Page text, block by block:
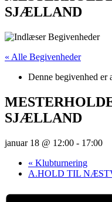
SJÆLLAND
« Alle Begivenheder
Denne begivenhed er
SJÆLLAND
januar 18 @ 12:00 - 17:00
« Klubturnering
A.HOLD TIL